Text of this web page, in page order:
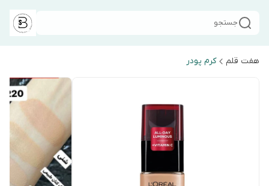
جستجو
هفت قلم کرم پودر